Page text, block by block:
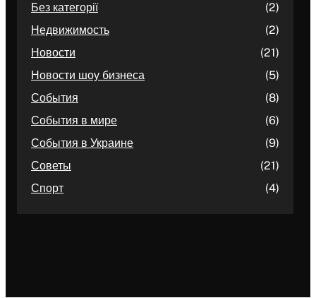
Без категорії
(2)
Недвижимость
(2)
Новости
(21)
Новости шоу бизнеса
(5)
События
(8)
События в мире
(6)
События в Украине
(9)
Советы
(21)
Спорт
(4)